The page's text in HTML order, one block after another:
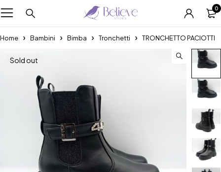
0
Home Bambini Bimba Tronchetti TRONCHETTO PACIOTTI
Sold out